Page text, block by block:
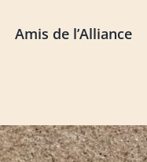
Amis de l’Alliance